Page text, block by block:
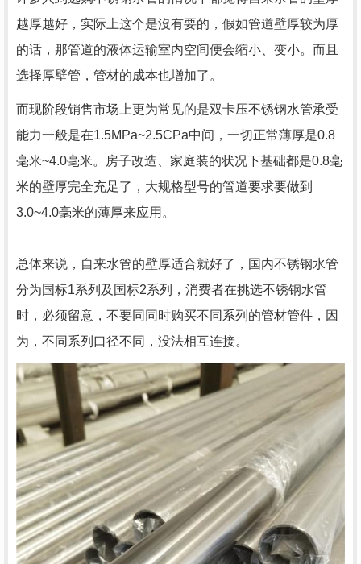
越厚越好，实际上这个是沒有要的，假如管道壁厚较为厚
的话，那管道的液体运输室内空间便会缩小、变小。而且
选择厚壁管，管材的成本也增加了。
而现阶段销售市场上更为常见的是双卡压不锈钢水管承受
能力一般是在1.5MPa~2.5CPa中间，一切正常薄厚是0.8
毫米~4.0毫米。房子改造、家庭装的状况下基础都是0.8毫
米的壁厚完全充足了，大规格型号的管道要求要做到
3.0~4.0毫米的薄厚来应用。
总体来说，自来水管的壁厚适合就好了，国内不锈钢水管
分为国标1系列及国标2系列，消费者在挑选不锈钢水管
时，必须留意，不要同同时购买不同系列的管材管件，因
为，不同系列口径不同，没法相互连接。